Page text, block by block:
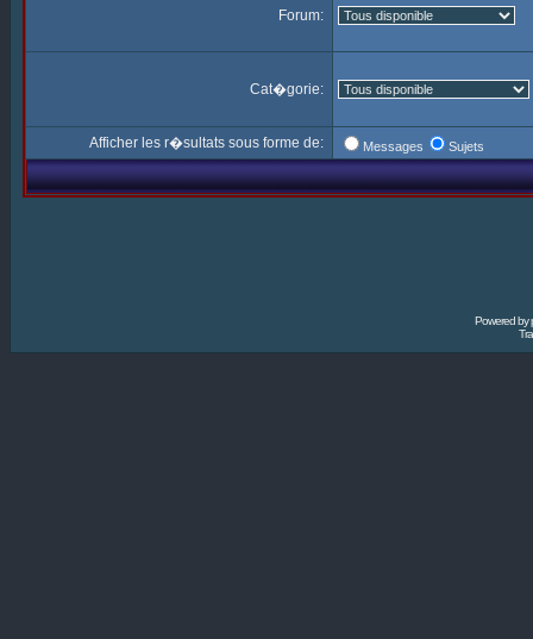
Forum:
Cat�gorie:
Afficher les r�sultats sous forme de: Messages Sujets
Powered by